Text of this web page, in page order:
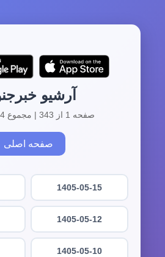
آرشیو
صفحه 1 از 343 | مجموع 3424 آرشیو
صفحه اصلی
1405-05-15
1405-05-12
1405-05-10